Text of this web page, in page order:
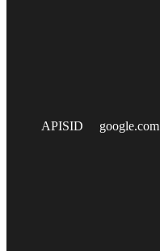
APISID google.com